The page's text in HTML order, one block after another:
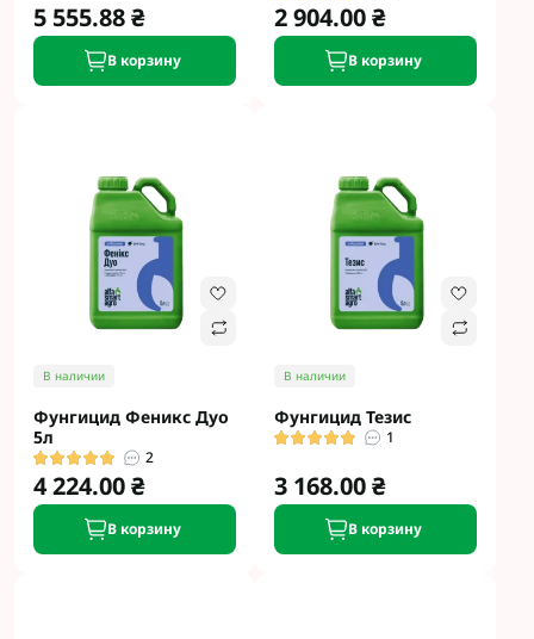
5 555.88 ₴
В корзину
2 904.00 ₴
В корзину
В наличии
Фунгицид Феникс Дуо
5л
2
4 224.00 ₴
В корзину
В наличии
Фунгицид Тезис
1
3 168.00 ₴
В корзину